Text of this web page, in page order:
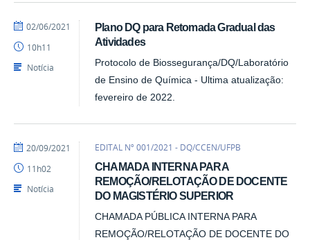
Plano DQ para Retomada Gradual das
Atividades
Protocolo de Biossegurança/DQ/Laboratório
de Ensino de Química - Ultima atualização:
fevereiro de 2022.
por
Teotonio
publicado
02/06/2021
10h11
Notícia
EDITAL Nº 001/2021 - DQ/CCEN/UFPB
CHAMADA INTERNA PARA
REMOÇÃO/RELOTAÇÃO DE DOCENTE
DO MAGISTÉRIO SUPERIOR
CHAMADA PÚBLICA INTERNA PARA
REMOÇÃO/RELOTAÇÃO DE DOCENTE DO
por
-
DQ
publicado
20/09/2021
11h02
Notícia